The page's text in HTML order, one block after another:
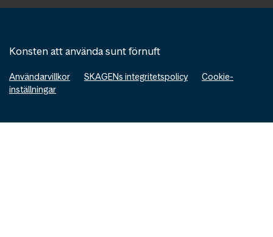
Konsten att använda sunt förnuft
Användarvillkor SKAGENs integritetspolicy
Cookie-
inställningar